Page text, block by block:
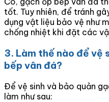
tốt. Tuy nhiên, để tránh
dụng vật liệu bảo vệ như
chống nhiệt khi đặt các
3. Làm thế nào để vệ
bếp vân đá?
Để vệ sinh và bảo quản
làm như sau: